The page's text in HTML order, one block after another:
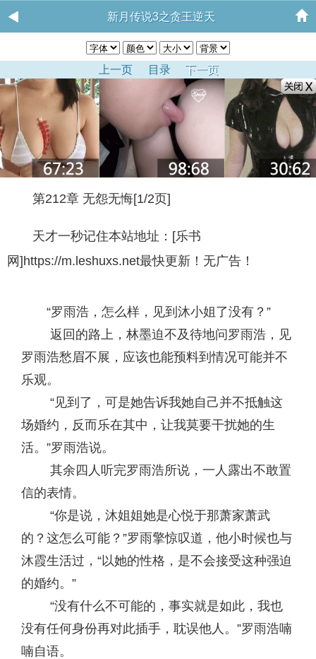
新月传说3之贪王逆天
上一页 目录 下一页
第212章 无怨无悔[1/2页]
天才一秒记住本站地址：[乐书
网]https://m.leshuxs.net最快更新！无广告！
“罗雨浩，怎么样，见到沐小姐了没有？”
返回的路上，林墨迫不及待地问罗雨浩，见
罗雨浩愁眉不展，应该也能预料到情况可能并不
乐观。
“见到了，可是她告诉我她自己并不抵触这
场婚约，反而乐在其中，让我莫要干扰她的生
活。”罗雨浩说。
其余四人听完罗雨浩所说，一人露出不敢置
信的表情。
“你是说，沐姐姐她是心悦于那萧家萧武
的？这怎么可能？”罗雨擎惊叹道，他小时候也与
沐霞生活过，“以她的性格，是不会接受这种强迫
的婚约。”
“没有什么不可能的，事实就是如此，我也
没有任何身份再对此插手，耽误他人。”罗雨浩喃
喃自语。